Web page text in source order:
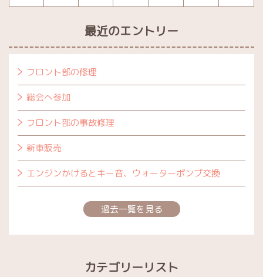
最近のエントリー
フロント部の修理
総会へ参加
フロント部の事故修理
新車販売
エンジンかけるとキー音、ウォーターポンプ交換
過去一覧を見る
カテゴリーリスト